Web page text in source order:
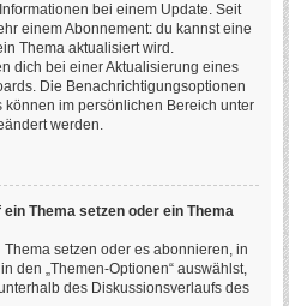
bei einem Update. Seit
einem Abonnement: du kannst eine
Thema aktualisiert wird.
dich bei einer Aktualisierung eines
Die Benachrichtigungsoptionen
im persönlichen Bereich unter
werden.
Thema setzen oder ein Thema
setzen oder es abonnieren, in
den „Themen-Optionen“ auswählst,
des Diskussionsverlaufs des